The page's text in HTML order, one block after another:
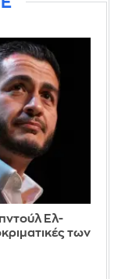
Ελ-
των